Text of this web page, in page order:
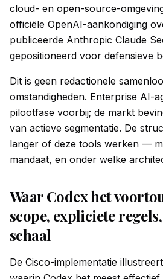
cloud- en open-source-
officiële OpenAI-aankondiging
publiceerde Anthropic Claude
gepositioneerd voor defensieve
Dit is geen redactionele
omstandigheden. Enterprise AI-
pilootfase voorbij; de markt
van actieve segmentatie. De
langer of deze tools werken —
mandaat, en onder welke
Waar Codex het
scope, expliciete
schaal
De Cisco-implementatie